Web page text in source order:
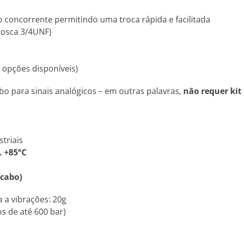
concorrente permitindo uma troca rápida e facilitada
3/4UNF)
disponíveis)
para sinais analógicos – em outras palavras, não requer kit
a vibrações: 20g
de até 600 bar)